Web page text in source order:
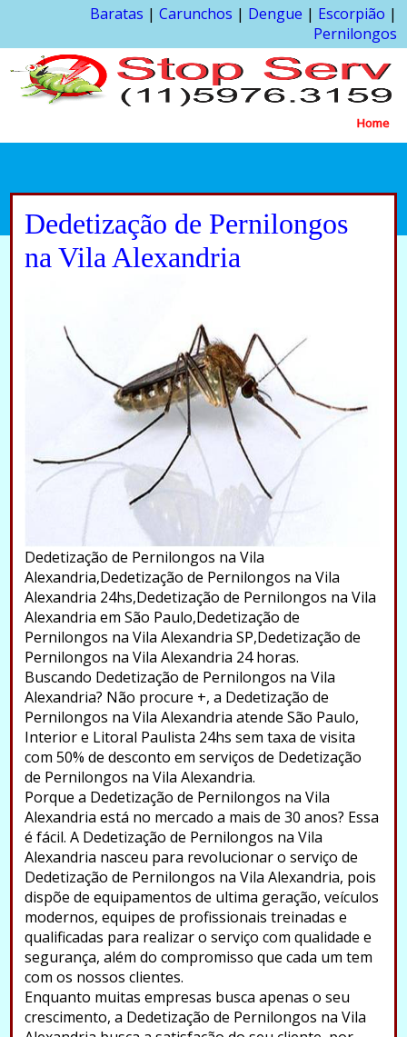
Baratas | Carunchos | Dengue | Escorpião |
Pernilongos
Home
Dedetização de Pernilongos
na Vila Alexandria
Dedetização de Pernilongos na Vila
Alexandria,Dedetização de Pernilongos na Vila
Alexandria 24hs,Dedetização de Pernilongos na Vila
Alexandria em São Paulo,Dedetização de
Pernilongos na Vila Alexandria SP,Dedetização de
Pernilongos na Vila Alexandria 24 horas.
Buscando Dedetização de Pernilongos na Vila
Alexandria? Não procure +, a Dedetização de
Pernilongos na Vila Alexandria atende São Paulo,
Interior e Litoral Paulista 24hs sem taxa de visita
com 50% de desconto em serviços de Dedetização
de Pernilongos na Vila Alexandria.
Porque a Dedetização de Pernilongos na Vila
Alexandria está no mercado a mais de 30 anos? Essa
é fácil. A Dedetização de Pernilongos na Vila
Alexandria nasceu para revolucionar o serviço de
Dedetização de Pernilongos na Vila Alexandria, pois
dispõe de equipamentos de ultima geração, veículos
modernos, equipes de profissionais treinadas e
qualificadas para realizar o serviço com qualidade e
segurança, além do compromisso que cada um tem
com os nossos clientes.
Enquanto muitas empresas busca apenas o seu
crescimento, a Dedetização de Pernilongos na Vila